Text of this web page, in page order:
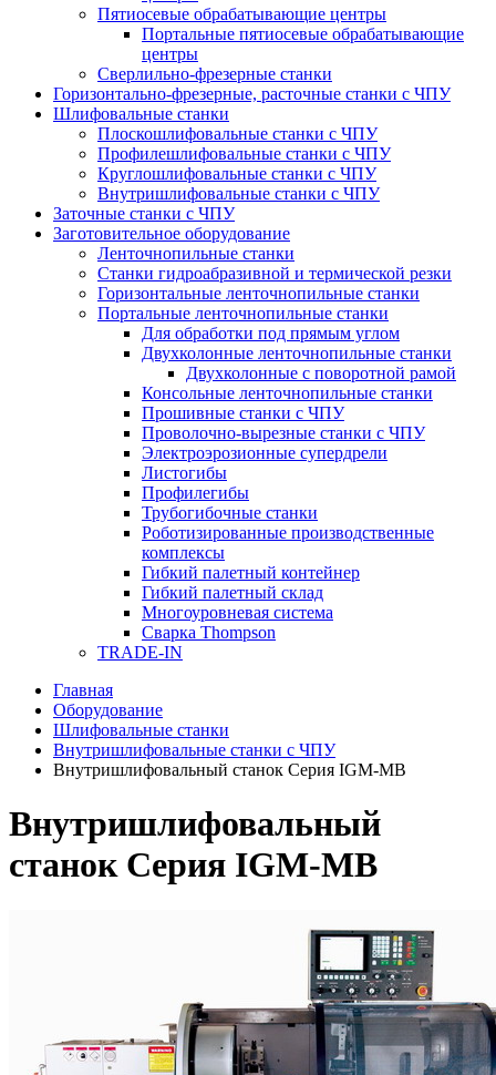
Пятиосевые обрабатывающие центры
Портальные пятиосевые обрабатывающие
центры
Сверлильно-фрезерные станки
Горизонтально-фрезерные, расточные станки с ЧПУ
Шлифовальные станки
Плоскошлифовальные станки с ЧПУ
Профилешлифовальные станки с ЧПУ
Круглошлифовальные станки с ЧПУ
Внутришлифовальные станки с ЧПУ
Заточные станки с ЧПУ
Заготовительное оборудование
Ленточнопильные станки
Станки гидроабразивной и термической резки
Горизонтальные ленточнопильные станки
Портальные ленточнопильные станки
Для обработки под прямым углом
Двухколонные ленточнопильные станки
Двухколонные с поворотной рамой
Консольные ленточнопильные станки
Прошивные станки с ЧПУ
Проволочно-вырезные станки с ЧПУ
Электроэрозионные супердрели
Листогибы
Профилегибы
Трубогибочные станки
Роботизированные производственные
комплексы
Гибкий палетный контейнер
Гибкий палетный склад
Многоуровневая система
Сварка Thompson
TRADE-IN
Главная
Оборудование
Шлифовальные станки
Внутришлифовальные станки с ЧПУ
Внутришлифовальный станок Серия IGM-MB
Внутришлифовальный
станок Серия IGM-MB